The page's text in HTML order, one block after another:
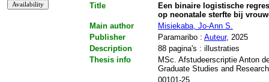
Title
Een binaire logistische
op neonatale sterfte bij
Main author
Misiekaba, Jo-Ann S.
Publisher
Paramaribo : Auteur, 2025
Description
88 pagina's : illustraties
Thesis info
MSc. Afstudeerscriptie Anton
Graduate Studies and
00101-25